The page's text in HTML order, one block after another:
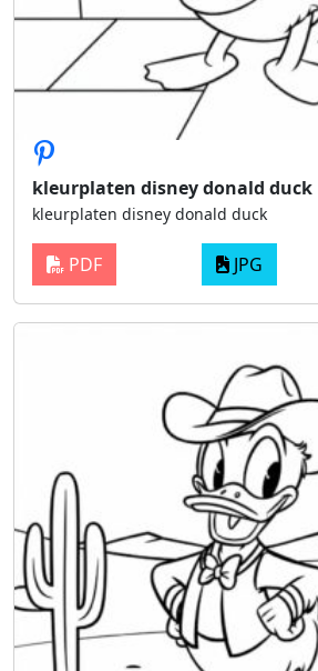
kleurplaten disney donald duck
kleurplaten disney donald duck
PDF JPG